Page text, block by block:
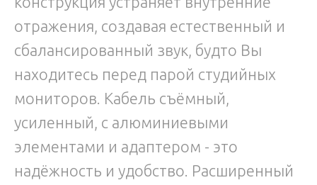
отражения, создавая естественный и
сбалансированный звук, будто Вы
находитесь перед парой студийных
мониторов. Кабель съёмный,
усиленный, с алюминиевыми
элементами и адаптером - это
надёжность и удобство. Расширенный